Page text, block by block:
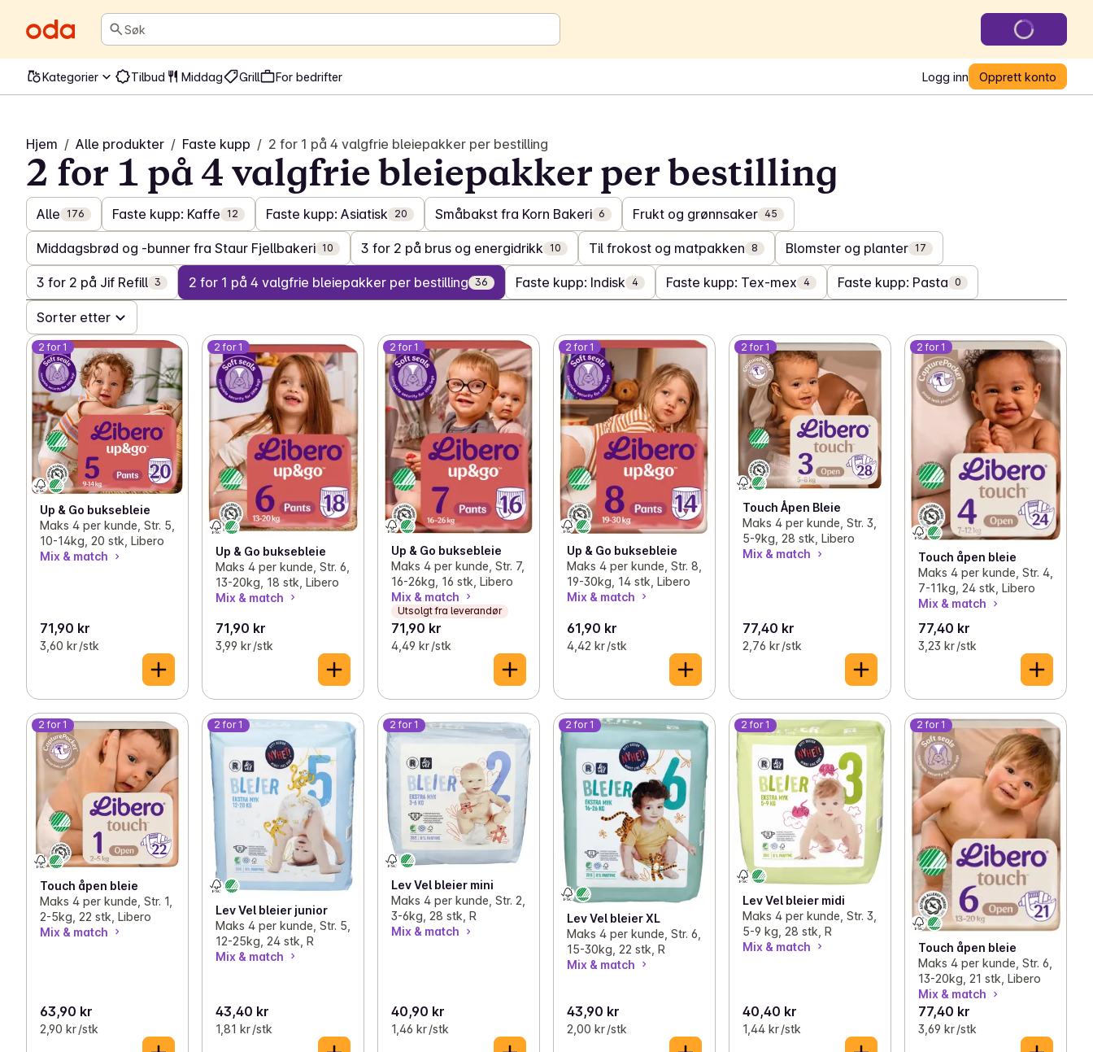
Søk
Kategorier Tilbud Middag Grill For bedrifter Logg inn Opprett konto
Hjem / Alle produkter / Faste kupp / 2 for 1 på 4 valgfrie bleiepakker per bestilling
2 for 1 på 4 valgfrie bleiepakker per bestilling
Alle 176 Faste kupp: Kaffe 12 Faste kupp: Asiatisk 20 Småbakst fra Korn Bakeri 6 Frukt og grønnsaker 45
Middagsbrød og -bunner fra Staur Fjellbakeri 10 3 for 2 på brus og energidrikk 10 Til frokost og matpakken 8 Blomster og planter 17
3 for 2 på Jif Refill 3 2 for 1 på 4 valgfrie bleiepakker per bestilling 36 Faste kupp: Indisk 4 Faste kupp: Tex-mex 4 Faste kupp: Pasta 0
Sorter etter
2 for 1
Up & Go buksebleie
Maks 4 per kunde, Str. 5,
10-14kg, 20 stk, Libero
Mix & match
71,90 kr
3,60 kr /stk
2 for 1
Up & Go buksebleie
Maks 4 per kunde, Str. 6,
13-20kg, 18 stk, Libero
Mix & match
71,90 kr
3,99 kr /stk
2 for 1
Up & Go buksebleie
Maks 4 per kunde, Str. 7,
16-26kg, 16 stk, Libero
Mix & match
Utsolgt fra leverandør
71,90 kr
4,49 kr /stk
2 for 1
Up & Go buksebleie
Maks 4 per kunde, Str. 8,
19-30kg, 14 stk, Libero
Mix & match
61,90 kr
4,42 kr /stk
2 for 1
Touch Åpen Bleie
Maks 4 per kunde, Str. 3,
5-9kg, 28 stk, Libero
Mix & match
77,40 kr
2,76 kr /stk
2 for 1
Touch åpen bleie
Maks 4 per kunde, Str. 4,
7-11kg, 24 stk, Libero
Mix & match
77,40 kr
3,23 kr /stk
2 for 1
Touch åpen bleie
Maks 4 per kunde, Str. 1,
2-5kg, 22 stk, Libero
Mix & match
63,90 kr
2,90 kr /stk
2 for 1
Lev Vel bleier junior
Maks 4 per kunde, Str. 5,
12-25kg, 24 stk, R
Mix & match
43,40 kr
1,81 kr /stk
2 for 1
Lev Vel bleier mini
Maks 4 per kunde, Str. 2,
3-6kg, 28 stk, R
Mix & match
40,90 kr
1,46 kr /stk
2 for 1
Lev Vel bleier XL
Maks 4 per kunde, Str. 6,
15-30kg, 22 stk, R
Mix & match
43,90 kr
2,00 kr /stk
2 for 1
Lev Vel bleier midi
Maks 4 per kunde, Str. 3,
5-9 kg, 28 stk, R
Mix & match
40,40 kr
1,44 kr /stk
2 for 1
Touch åpen bleie
Maks 4 per kunde, Str. 6,
13-20kg, 21 stk, Libero
Mix & match
77,40 kr
3,69 kr /stk